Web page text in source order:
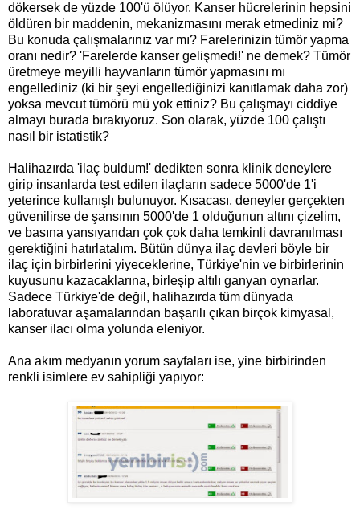
dökersek de yüzde 100'ü ölüyor. Kanser hücrelerinin hepsini
öldüren bir maddenin, mekanizmasını merak etmediniz mi?
Bu konuda çalışmalarınız var mı? Farelerinizin tümör yapma
oranı nedir? 'Farelerde kanser gelişmedi!' ne demek? Tümör
üretmeye meyilli hayvanların tümör yapmasını mı
engellediniz (ki bir şeyi engellediğinizi kanıtlamak daha zor)
yoksa mevcut tümörü mü yok ettiniz? Bu çalışmayı ciddiye
almayı burada bırakıyoruz. Son olarak, yüzde 100 çalıştı
nasıl bir istatistik?
Halihazırda 'ilaç buldum!' dedikten sonra klinik deneylere
girip insanlarda test edilen ilaçların sadece 5000'de 1'i
yeterince kullanışlı bulunuyor. Kısacası, deneyler gerçekten
güvenilirse de şansının 5000'de 1 olduğunun altını çizelim,
ve basına yansıyandan çok çok daha temkinli davranılması
gerektiğini hatırlatalım. Bütün dünya ilaç devleri böyle bir
ilaç için birbirlerini yiyeceklerine, Türkiye'nin ve birbirlerinin
kuyusunu kazacaklarına, birleşip altılı ganyan oynarlar.
Sadece Türkiye'de değil, halihazırda tüm dünyada
laboratuvar aşamalarından başarılı çıkan birçok kimyasal,
kanser ilacı olma yolunda eleniyor.
Ana akım medyanın yorum sayfaları ise, yine birbirinden
renkli isimlere ev sahipliği yapıyor: